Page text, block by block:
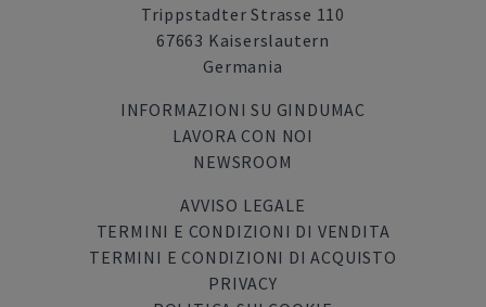
Trippstadter Strasse 110
67663 Kaiserslautern
Germania
INFORMAZIONI SU GINDUMAC
LAVORA CON NOI
NEWSROOM
AVVISO LEGALE
TERMINI E CONDIZIONI DI VENDITA
TERMINI E CONDIZIONI DI ACQUISTO
PRIVACY